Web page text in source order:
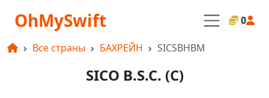
OhMySwift 0
Все страны БАХРЕЙН SICSBHBM
SICO B.S.C. (C)